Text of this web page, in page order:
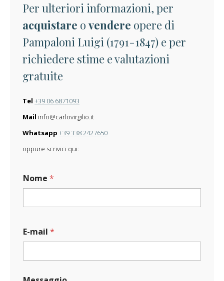
Per ulteriori informazioni, per
acquistare o vendere opere di
Pampaloni Luigi (1791-1847) e per
richiedere stime e valutazioni
gratuite
Tel +39 06 6871093
Mail info@carlovirgilio.it
Whatsapp +39 338 2427650
oppure scrivici qui:
Nome *
E-mail *